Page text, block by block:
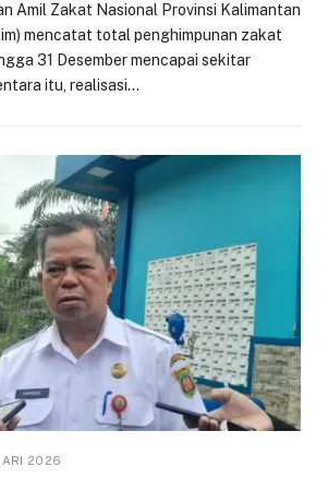
Amil Zakat Nasional Provinsi Kalimantan
mencatat total penghimpunan zakat
31 Desember mencapai sekitar
itu, realisasi…
2026